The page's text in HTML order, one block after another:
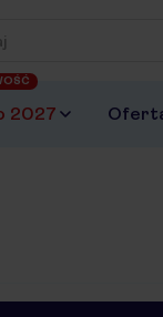
której szukasz
2027